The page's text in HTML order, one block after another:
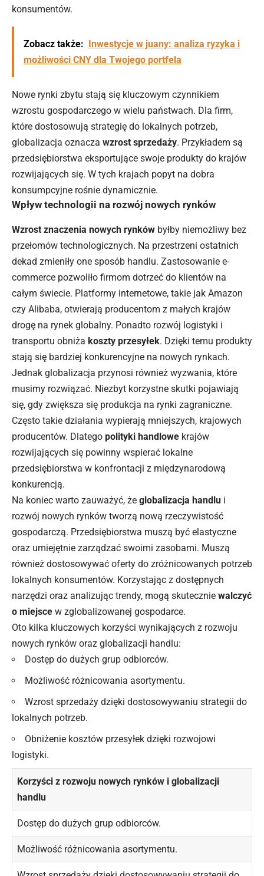
konsumentów.
Zobacz także:
Inwestycje w juany: analiza ryzyka i
możliwości CNY dla Twojego portfela
Nowe rynki zbytu stają się kluczowym czynnikiem
wzrostu gospodarczego w wielu państwach. Dla firm,
które dostosowują strategię do lokalnych potrzeb,
globalizacja oznacza wzrost sprzedaży. Przykładem są
przedsiębiorstwa eksportujące swoje produkty do krajów
rozwijających się. W tych krajach popyt na dobra
konsumpcyjne rośnie dynamicznie.
Wpływ technologii na rozwój nowych rynków
Wzrost znaczenia nowych rynków byłby niemożliwy bez
przełomów technologicznych. Na przestrzeni ostatnich
dekad zmieniły one sposób handlu. Zastosowanie e-
commerce pozwoliło firmom dotrzeć do klientów na
całym świecie. Platformy internetowe, takie jak Amazon
czy Alibaba, otwierają producentom z małych krajów
drogę na rynek globalny. Ponadto rozwój logistyki i
transportu obniża koszty przesyłek. Dzięki temu produkty
stają się bardziej konkurencyjne na nowych rynkach.
Jednak globalizacja przynosi również wyzwania, które
musimy rozwiązać. Niezbyt korzystne skutki pojawiają
się, gdy zwiększa się produkcja na rynki zagraniczne.
Często takie działania wypierają mniejszych, krajowych
producentów. Dlatego polityki handlowe krajów
rozwijających się powinny wspierać lokalne
przedsiębiorstwa w konfrontacji z międzynarodową
konkurencją.
Na koniec warto zauważyć, że globalizacja handlu i
rozwój nowych rynków tworzą nową rzeczywistość
gospodarczą. Przedsiębiorstwa muszą być elastyczne
oraz umiejętnie zarządzać swoimi zasobami. Muszą
również dostosowywać oferty do zróżnicowanych potrzeb
lokalnych konsumentów. Korzystając z dostępnych
narzędzi oraz analizując trendy, mogą skutecznie walczyć
o miejsce w zglobalizowanej gospodarce.
Oto kilka kluczowych korzyści wynikających z rozwoju
nowych rynków oraz globalizacji handlu:
Dostęp do dużych grup odbiorców.
Możliwość różnicowania asortymentu.
Wzrost sprzedaży dzięki dostosowywaniu strategii do
lokalnych potrzeb.
Obniżenie kosztów przesyłek dzięki rozwojowi
logistyki.
Korzyści z rozwoju nowych rynków i globalizacji
handlu
Dostęp do dużych grup odbiorców.
Możliwość różnicowania asortymentu.